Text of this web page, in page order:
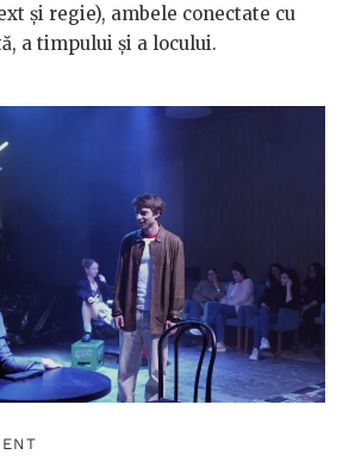
și regie), ambele conectate cu
a timpului și a locului.